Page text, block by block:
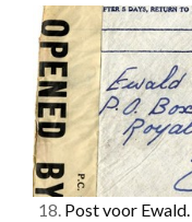
18. Post voor Ewald.